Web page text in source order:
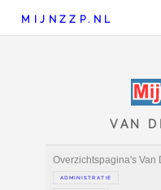
MIJNZZP.NL